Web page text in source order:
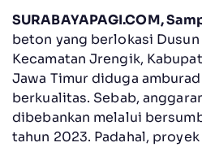
SURABAYAPAGI.COM,
beton yang berlokasi Dusun
Kecamatan Jrengik,
Jawa Timur diduga
berkualitas. Sebab,
dibebankan melalui
tahun 2023. Padahal,